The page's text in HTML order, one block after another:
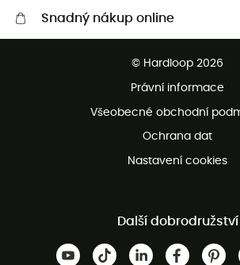
Snadný nákup online
Bezplatná zákaznická služba
© Hardloop 2026
Právní informace
Všeobecné obchodní
Ochrana dat
Nastavení cookies
Další dobrodružství